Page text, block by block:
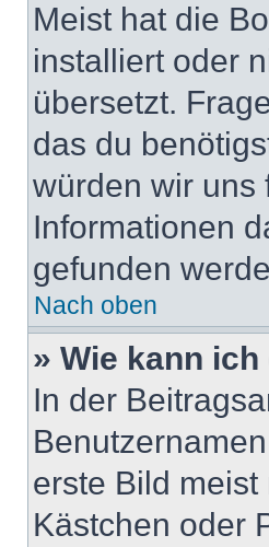
Meist hat die
installiert oder
übersetzt.
das du
würden wir uns
Informationen
gefunden
Nach oben
» Wie kann
In der
erste Bild
Kästchen oder